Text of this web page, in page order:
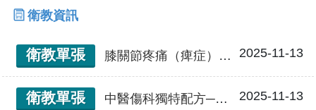
衛教資訊
衛教單張 膝關節疼痛（痺症）的日常保健 2025-11-13
衛教單張 中醫傷科獨特配方─金創膏 2025-11-13